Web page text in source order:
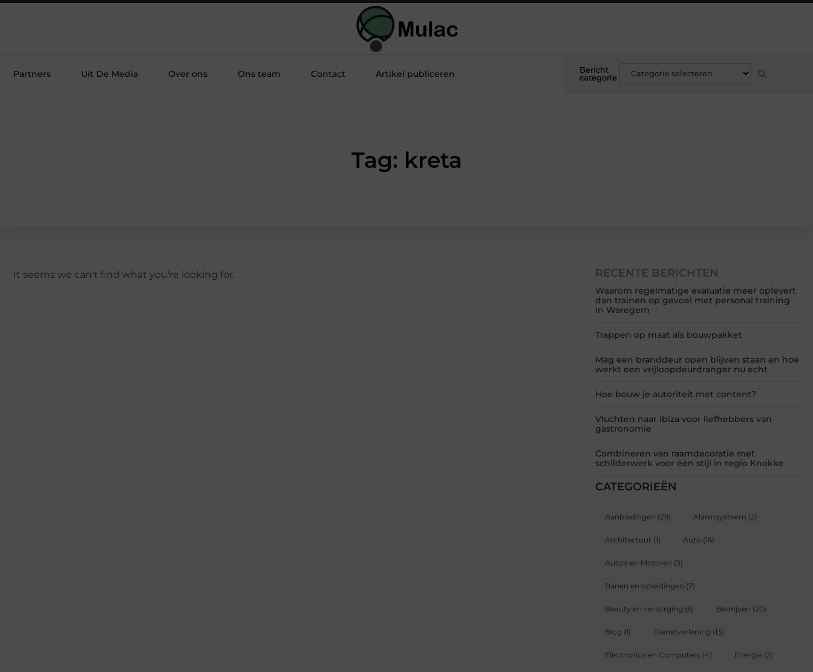
Partners Uit De Media Over ons Ons team Contact Artikel publiceren
Bericht
categorie
Tag: kreta
RECENTE BERICHTEN
Waarom regelmatige evaluatie meer oplevert
dan trainen op gevoel met personal training
in Waregem
Trappen op maat als bouwpakket
Mag een branddeur open blijven staan en hoe
werkt een vrijloopdeurdranger nu echt
Hoe bouw je autoriteit met content?
Vluchten naar Ibiza voor liefhebbers van
gastronomie
Combineren van raamdecoratie met
schilderwerk voor één stijl in regio Knokke
CATEGORIEËN
Aanbiedingen (29) Alarmsysteem (2)
Architectuur (1) Auto (16)
Auto's en Motoren (3)
Banen en opleidingen (7)
Beauty en verzorging (6) Bedrijven (20)
Blog (1) Dienstverlening (13)
Electronica en Computers (4) Energie (2)
It seems we can't find what you're looking for.